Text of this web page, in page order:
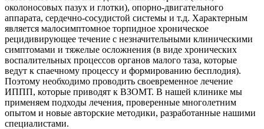
околоносовых пазух и глотки), опорно-двигательного
аппарата, сердечно-сосудистой системы и т.д. Характерным
является малосимптомное торпидное хроническое
рецидивирующее течение с незначительными клиническими
симптомами и тяжелые осложнения (в виде хронических
воспалительных процессов органов малого таза, которые
ведут к спаечному процессу и формированию бесплодия).
Поэтому необходимо проводить своевременное лечение
ИППП, которые приводят к ВЗОМТ. В нашей клинике мы
применяем подходы лечения, проверенные многолетним
опытом и новые авторские методики, разработанные нашими
специалистами.